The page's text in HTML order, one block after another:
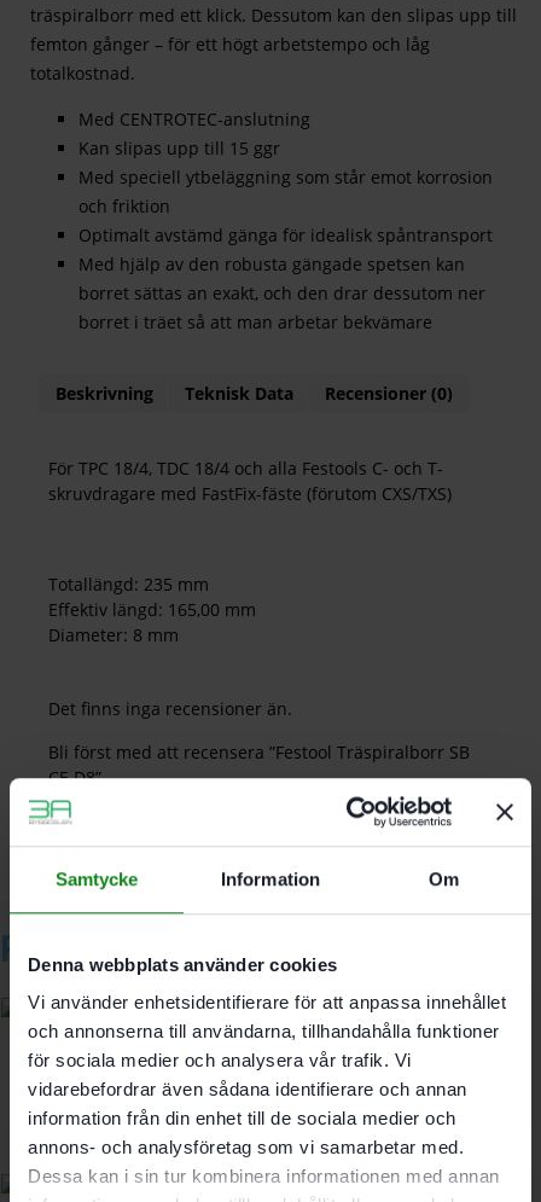
Samtycke Information Om
Denna webbplats använder cookies
Vi använder enhetsidentifierare för att anpassa innehållet
och annonserna till användarna, tillhandahålla funktioner
för sociala medier och analysera vår trafik. Vi
vidarebefordrar även sådana identifierare och annan
information från din enhet till de sociala medier och
annons- och analysföretag som vi samarbetar med.
Dessa kan i sin tur kombinera informationen med annan
träspiralborr med ett klick. Dessutom kan den slipas upp till
femton gånger – för ett högt arbetstempo och låg
totalkostnad.
Med CENTROTEC-anslutning
Kan slipas upp till 15 ggr
Med speciell ytbeläggning som står emot korrosion
och friktion
Optimalt avstämd gänga för idealisk spåntransport
Med hjälp av den robusta gängade spetsen kan
borret sättas an exakt, och den drar dessutom ner
borret i träet så att man arbetar bekvämare
Beskrivning Teknisk Data Recensioner (0)
För TPC 18/4, TDC 18/4 och alla Festools C- och T-
skruvdragare med FastFix-fäste (förutom CXS/TXS)
Totallängd: 235 mm
Effektiv längd: 165,00 mm
Diameter: 8 mm
Det finns inga recensioner än.
Bli först med att recensera ”Festool Träspiralborr SB
CE D8”
Du måste vara
för att skriva en recension.
Relaterade produkter
Festool Träspiralborr SB CE D16
501kr